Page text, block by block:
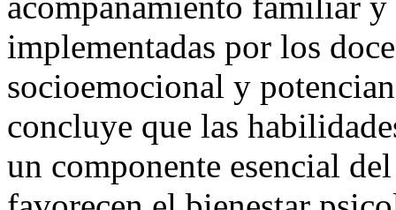
implementadas por los
socioemocional y
concluye que las
un componente esencial